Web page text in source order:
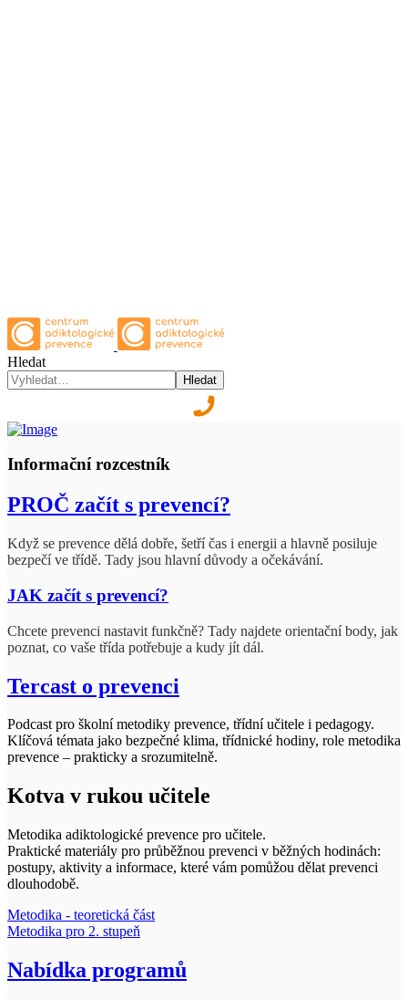
Hledat
Hledat
Informační rozcestník
PROČ začít s prevencí?
Když se prevence dělá dobře, šetří čas i energii a hlavně posiluje
bezpečí ve třídě. Tady jsou hlavní důvody a očekávání.
JAK začít s prevencí?
Chcete prevenci nastavit funkčně? Tady najdete orientační body, jak
poznat, co vaše třída potřebuje a kudy jít dál.
Tercast o prevenci
Podcast pro školní metodiky prevence, třídní učitele i pedagogy.
Klíčová témata jako bezpečné klima, třídnické hodiny, role metodika
prevence – prakticky a srozumitelně.
Kotva v rukou učitele
Metodika adiktologické prevence pro učitele.
Praktické materiály pro průběžnou prevenci v běžných hodinách:
postupy, aktivity a informace, které vám pomůžou dělat prevenci
dlouhodobě.
Metodika - teoretická část
Metodika pro 2. stupeň
Nabídka programů